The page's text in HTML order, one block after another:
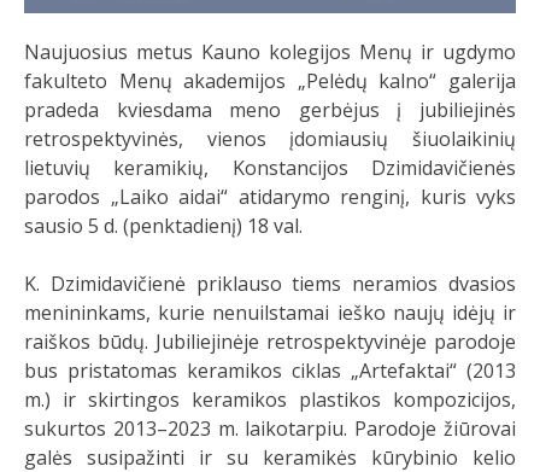
Naujuosius metus Kauno kolegijos Menų ir ugdymo
fakulteto Menų akademijos „Pelėdų kalno“ galerija
pradeda kviesdama meno gerbėjus į jubiliejinės
retrospektyvinės, vienos įdomiausių šiuolaikinių
lietuvių keramikių, Konstancijos Dzimidavičienės
parodos „Laiko aidai“ atidarymo renginį, kuris vyks
sausio 5 d. (penktadienį) 18 val.
K. Dzimidavičienė priklauso tiems neramios dvasios
menininkams, kurie nenuilstamai ieško naujų idėjų ir
raiškos būdų. Jubiliejinėje retrospektyvinėje parodoje
bus pristatomas keramikos ciklas „Artefaktai“ (2013
m.) ir skirtingos keramikos plastikos kompozicijos,
sukurtos 2013–2023 m. laikotarpiu. Parodoje žiūrovai
galės susipažinti ir su keramikės kūrybinio kelio